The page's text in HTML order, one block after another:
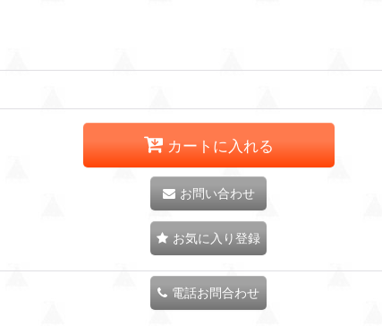
カートに入れる
お問い合わせ
お気に入り登録
電話お問合わせ